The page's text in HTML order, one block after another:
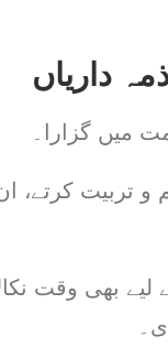
داریاں
میں گزارا۔
کرتے،
بھی وقت